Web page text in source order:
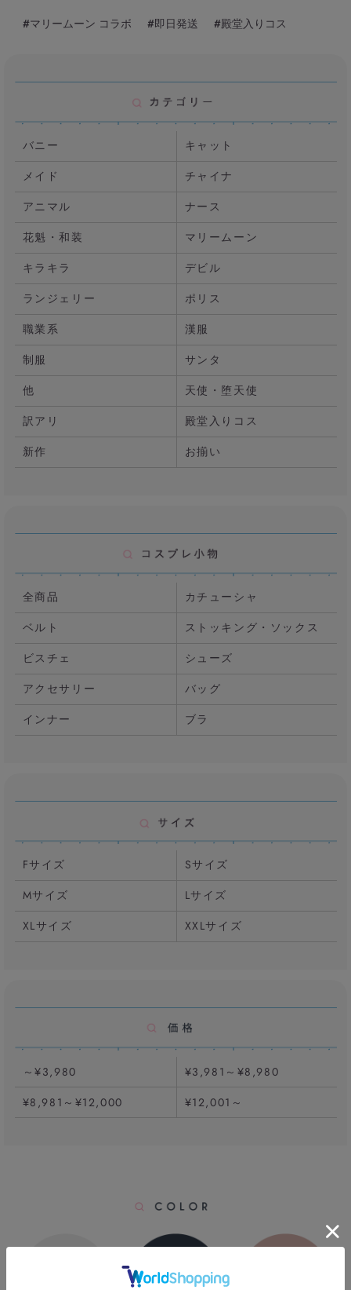
#マリームーン コラボ #即日発送 #殿堂入りコス
バニー
キャット
メイド
チャイナ
アニマル
ナース
花魁・和装
マリームーン
キラキラ
デビル
ランジェリー
ポリス
職業系
漢服
制服
サンタ
他
天使・堕天使
訳アリ
殿堂入りコス
新作
お揃い
全商品
カチューシャ
ベルト
ストッキング・ソックス
ビスチェ
シューズ
アクセサリー
バッグ
インナー
ブラ
Fサイズ
Sサイズ
Mサイズ
Lサイズ
XLサイズ
XXLサイズ
～¥3,980
¥3,981～¥8,980
¥8,981～¥12,000
¥12,001～